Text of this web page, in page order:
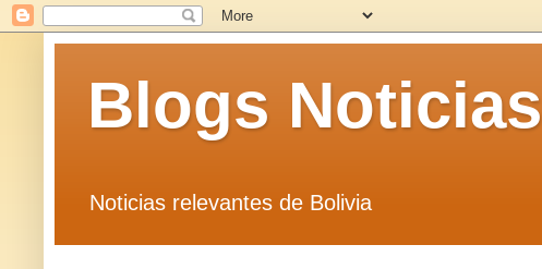
Blogs Noticias
Noticias relevantes de Bolivia